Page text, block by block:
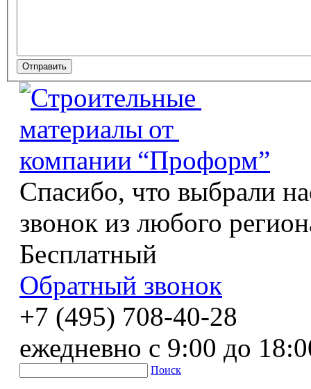
Спасибо, что выбрали
звонок из любого
Бесплатный
Обратный звонок
+7 (495) 708-40-28
ежедневно с 9:00 до
Поиск